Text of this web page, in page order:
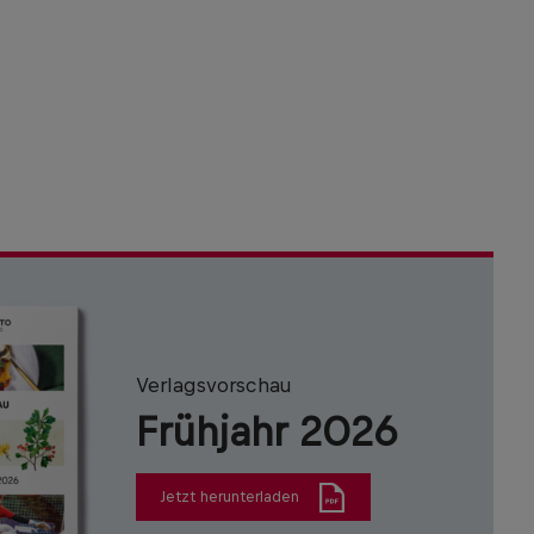
Verlagsvorschau
Frühjahr 2026
Jetzt herunterladen